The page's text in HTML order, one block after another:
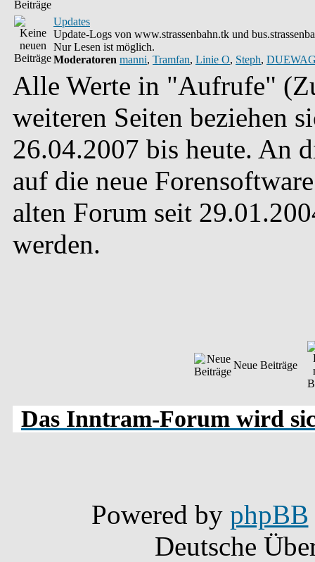
Updates
Update-Logs von www.strassenbahn.tk und
Nur Lesen ist möglich.
Moderatoren manni, Tramfan, Linie O, Steph,
Alle Werte in "Aufrufe"
weiteren Seiten beziehen
26.04.2007 bis heute. An
auf die neue
alten Forum seit
werden.
Neue Beiträge
Das Inntram-Forum wird
Powered by phpBB
Deutsche